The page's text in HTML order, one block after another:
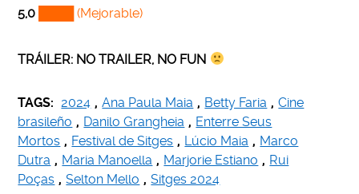
5,0
(Mejorable)
TRÁILER: NO TRAILER, NO FUN
TAGS: 2024 , Ana Paula Maia , Betty Faria , Cine
brasileño , Danilo Grangheia , Enterre Seus
Mortos , Festival de Sitges , Lúcio Maia , Marco
Dutra , Maria Manoella , Marjorie Estiano , Rui
Poças , Selton Mello , Sitges 2024